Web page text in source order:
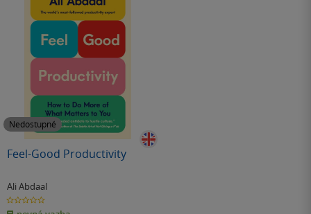
Nedostupné
Feel-Good Productivity
Ali Abdaal
0.0
z